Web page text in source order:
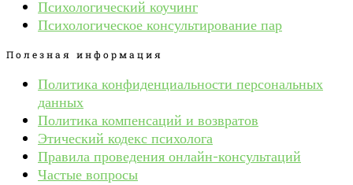
Психологический коучинг
Психологическое консультирование пар
Полезная информация
Политика конфиденциальности персональных
данных
Политика компенсаций и возвратов
Этический кодекс психолога
Правила проведения онлайн-консультаций
Частые вопросы